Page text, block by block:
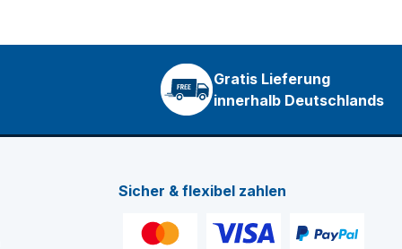
Gratis Lieferung
innerhalb Deutschlands
Sicher & flexibel zahlen